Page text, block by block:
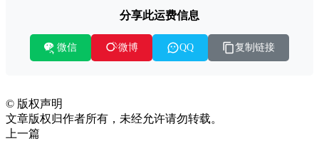
分享此运费信息
微信 微博 QQ 复制链接
© 版权声明
文章版权归作者所有，未经允许请勿转载。
上一篇